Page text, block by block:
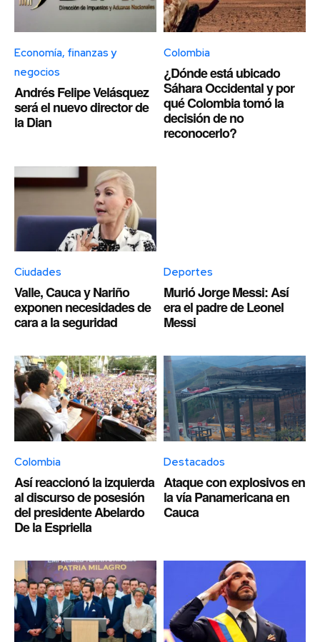
Economía, finanzas y
negocios
Andrés Felipe Velásquez
será el nuevo director de
la Dian
Colombia
¿Dónde está ubicado
Sáhara Occidental y por
qué Colombia tomó la
decisión de no
reconocerlo?
Ciudades
Valle, Cauca y Nariño
exponen necesidades de
cara a la seguridad
Deportes
Murió Jorge Messi: Así
era el padre de Leonel
Messi
Colombia
Así reaccionó la izquierda
al discurso de posesión
del presidente Abelardo
De la Espriella
Destacados
Ataque con explosivos en
la vía Panamericana en
Cauca